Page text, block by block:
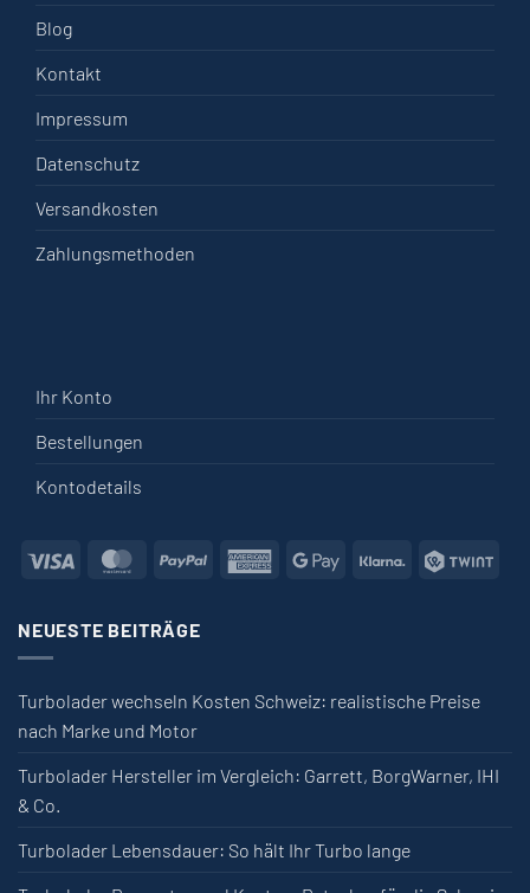
Blog
Kontakt
Impressum
Datenschutz
Versandkosten
Zahlungsmethoden
Ihr Konto
Bestellungen
Kontodetails
Visa MasterCardPayPal American Express
Google PayKlarna
NEUESTE BEITRÄGE
Turbolader wechseln Kosten Schweiz: realistische Preise
nach Marke und Motor
Turbolader Hersteller im Vergleich: Garrett, BorgWarner, IHI
& Co.
Turbolader Lebensdauer: So hält Ihr Turbo lange